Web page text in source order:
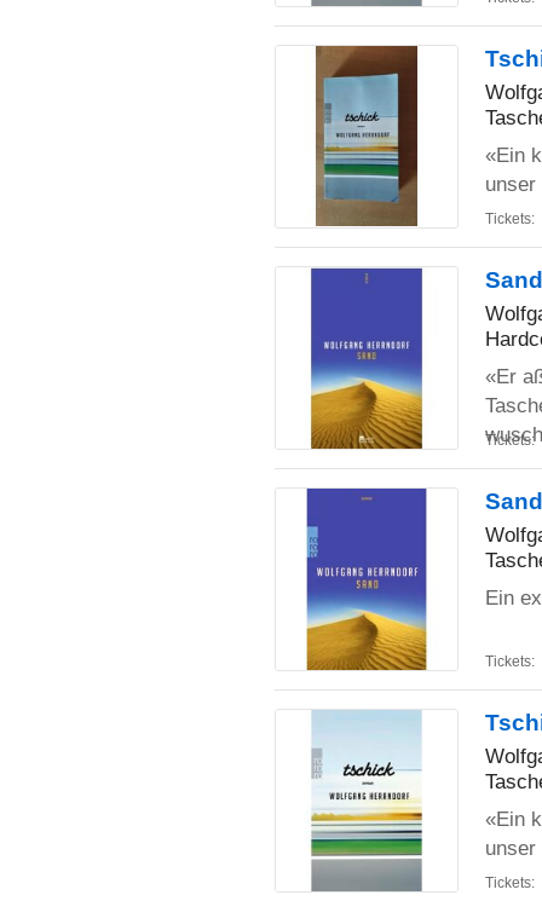
«Ein
Tickets:
Sand
«Er
Tickets:
Sand
Ein
Tickets:
«Ein
Tickets: